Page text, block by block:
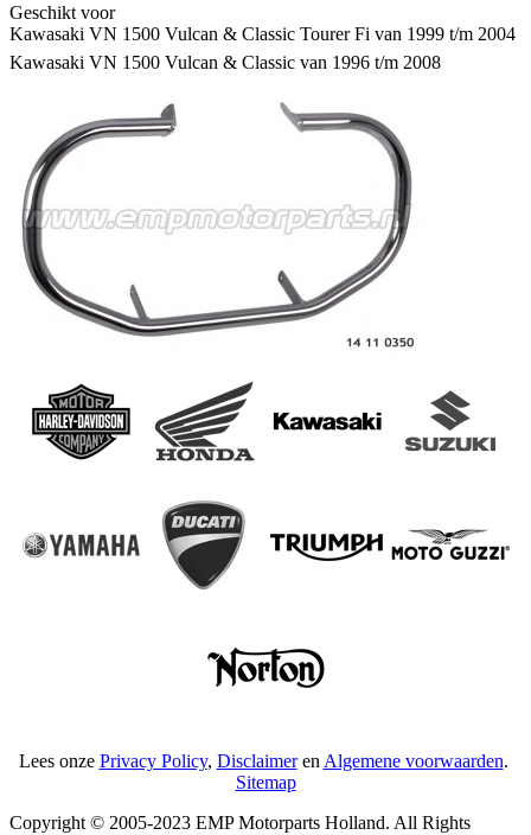
Geschikt voor
Kawasaki VN 1500 Vulcan & Classic Tourer Fi van 1999 t/m 2004
Kawasaki VN 1500 Vulcan & Classic van 1996 t/m 2008
Lees onze Privacy Policy, Disclaimeren Algemene voorwaarden.
Sitemap
Copyright © 2005-2023 EMP Motorparts Holland. All Rights